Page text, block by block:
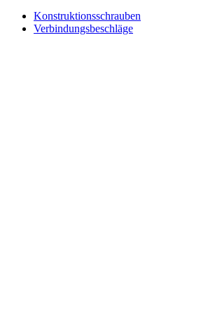
Konstruktionsschrauben
Verbindungsbeschläge